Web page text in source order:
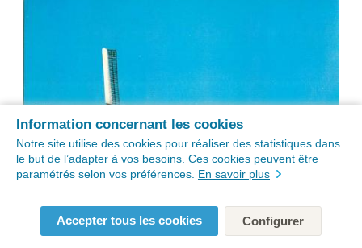
Information concernant les cookies
Notre site utilise des cookies pour réaliser des statistiques dans
le but de l’adapter à vos besoins. Ces cookies peuvent être
paramétrés selon vos préférences. En savoir plus
Accepter tous les cookies Configurer